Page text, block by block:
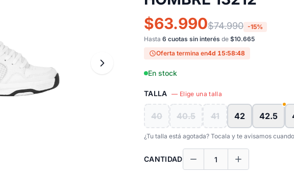
$63.990$74.990 -15%
Hasta 6 cuotas sin interés de $10.665
Oferta termina en4d 15:58:47
En stock
TALLA — Elige una talla
40 40.5 41 42 42.5
¿Tu talla está agotada? Tocala y te avisamos
CANTIDAD